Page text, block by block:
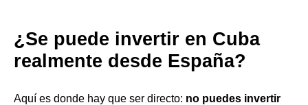
¿Se puede invertir en Cuba
realmente desde España?
Aquí es donde hay que ser directo: no puedes invertir